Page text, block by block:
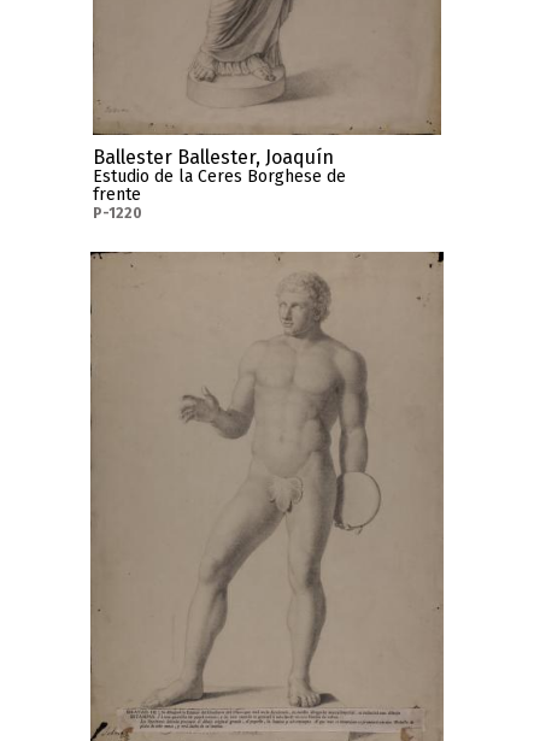
Ballester Ballester, Joaquín
Estudio de la Ceres Borghese de
frente
P-1220